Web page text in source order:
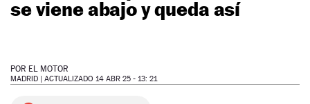
SUPERCOCHES
NEWSLETTER
se viene abajo y queda así
POR EL MOTOR
MADRID | ACTUALIZADO 14 ABR 25 - 13: 21